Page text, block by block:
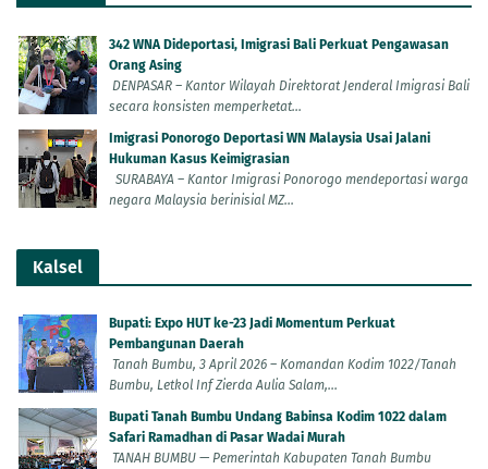
342 WNA Dideportasi, Imigrasi Bali Perkuat Pengawasan
Orang Asing
DENPASAR – Kantor Wilayah Direktorat Jenderal Imigrasi Bali
secara konsisten memperketat...
Imigrasi Ponorogo Deportasi WN Malaysia Usai Jalani
Hukuman Kasus Keimigrasian
SURABAYA – Kantor Imigrasi Ponorogo mendeportasi warga
negara Malaysia berinisial MZ...
Kalsel
Bupati: Expo HUT ke-23 Jadi Momentum Perkuat
Pembangunan Daerah
Tanah Bumbu, 3 April 2026 – Komandan Kodim 1022/Tanah
Bumbu, Letkol Inf Zierda Aulia Salam,...
Bupati Tanah Bumbu Undang Babinsa Kodim 1022 dalam
Safari Ramadhan di Pasar Wadai Murah
TANAH BUMBU — Pemerintah Kabupaten Tanah Bumbu